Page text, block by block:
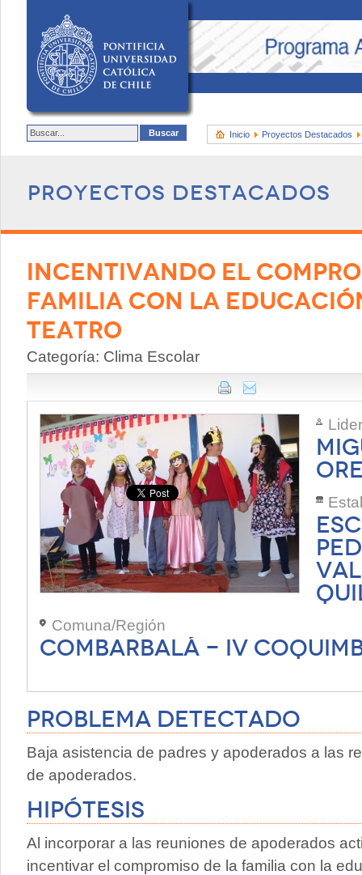
Inicio Proyectos Destacados
Proyectos destacados
INCENTIVANDO EL
FAMILIA CON LA
TEATRO
Categoría: Clima Escolar
Comuna/Región
COMBARBALÁ - IV
Problema Detectado
Baja asistencia de padres y apoderados a las
de apoderados.
Hipótesis
Al incorporar a las reuniones de apoderados
incentivar el compromiso de la familia con la